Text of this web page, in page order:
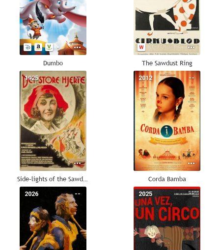
Dumbo The Sawdust Ring
--
1925
Side-lights of the Sawdust Ring
--
2012
Corda Bamba
--
2026 --
2025